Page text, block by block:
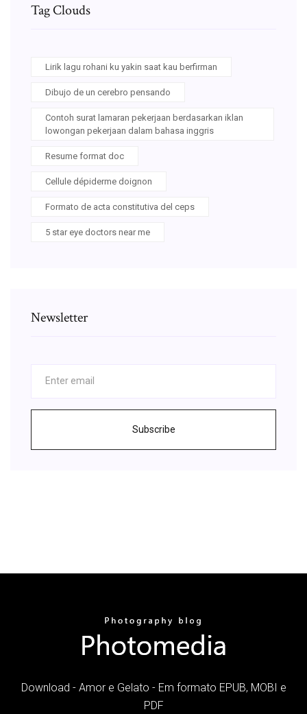
Tag Clouds
Lirik lagu rohani ku yakin saat kau berfirman
Dibujo de un cerebro pensando
Contoh surat lamaran pekerjaan berdasarkan iklan
lowongan pekerjaan dalam bahasa inggris
Resume format doc
Cellule dépiderme doignon
Formato de acta constitutiva del ceps
5 star eye doctors near me
Newsletter
Subscribe
Download - Amor e Gelato - Em formato EPUB, MOBI e
PDF